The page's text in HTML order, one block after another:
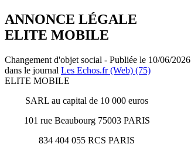
ANNONCE LÉGALE
ELITE MOBILE
Changement d'objet social - Publiée le 10/06/2026
dans le journal Les Echos.fr (Web) (75)
ELITE MOBILE
SARL au capital de 10 000 euros
101 rue Beaubourg 75003 PARIS
834 404 055 RCS PARIS